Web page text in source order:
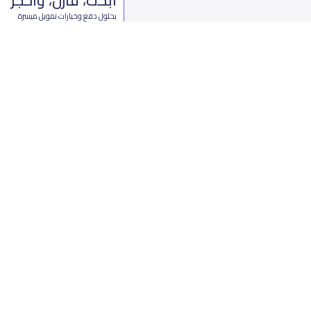
بحلول دفع وخيارات تمويل ميسرة